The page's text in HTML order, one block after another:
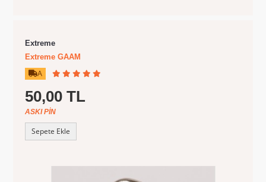
Extreme
Extreme GAAM
A
50,00 TL
ASKI PIN
Sepete Ekle